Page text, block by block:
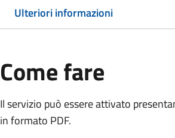
Ulteriori informazioni
Come fare
Il servizio può essere attivato
in formato PDF.